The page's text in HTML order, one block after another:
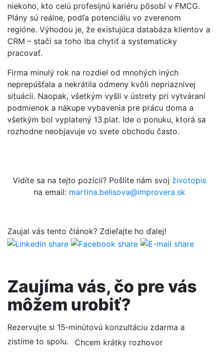
niekoho, kto celú profesijnú kariéru pôsobí v FMCG.
Plány sú reálne, podľa potenciálu vo zverenom
regióne. Výhodou je, že existujúca databáza klientov a
CRM – stačí sa toho iba chytiť a systematicky
pracovať.
Firma minulý rok na rozdiel od mnohých iných
neprepúšťala a nekrátila odmeny kvôli nepriaznivej
situácii. Naopak, všetkým vyšli v ústrety pri vytváraní
podmienok a nákupe vybavenia pre prácu doma a
všetkým bol vyplatený 13.plat. Ide o ponuku, ktorá sa
rozhodne neobjavuje vo svete obchodu často.
Vidíte sa na tejto pozícii? Pošlite nám svoj životopis
na email: martina.belisova@improvera.sk
Zaujal vás tento článok? Zdieľajte ho ďalej!
Zaujíma vás, čo pre vás
môžem urobiť?
Rezervujte si 15‑minútovú konzultáciu zdarma a
zistíme to spolu.
Chcem krátky rozhovor